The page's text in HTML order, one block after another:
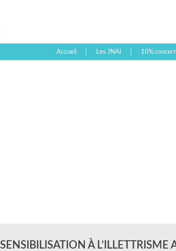
Accueil Les JNAI 10%
SENSIBILISATION À L’ILLETTRISME